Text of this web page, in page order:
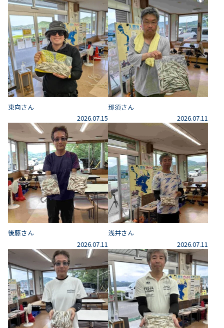
東向さん
2026.07.15
那須さん
2026.07.11
後藤さん
2026.07.11
浅井さん
2026.07.11